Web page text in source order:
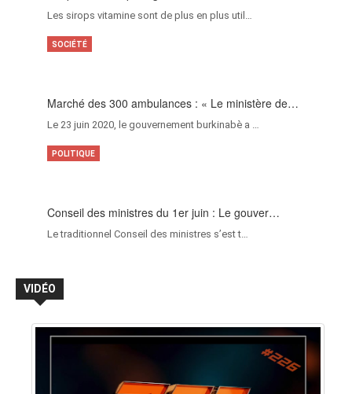
Les sirops vitamine sont de plus en plus util…
Marché des 300 ambulances : « Le ministère de…
Le 23 juin 2020, le gouvernement burkinabè a …
SOCIÉTÉ
Conseil des ministres du 1er juin : Le gouver…
Le traditionnel Conseil des ministres s’est t…
POLITIQUE
VIDÉO